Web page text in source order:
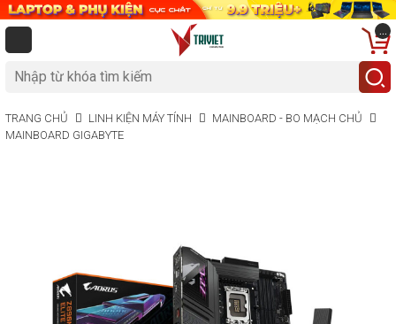
...
TRANG CHỦ LINH KIỆN MÁY TÍNH
MAINBOARD - BO MẠCH CHỦ
MAINBOARD GIGABYTE